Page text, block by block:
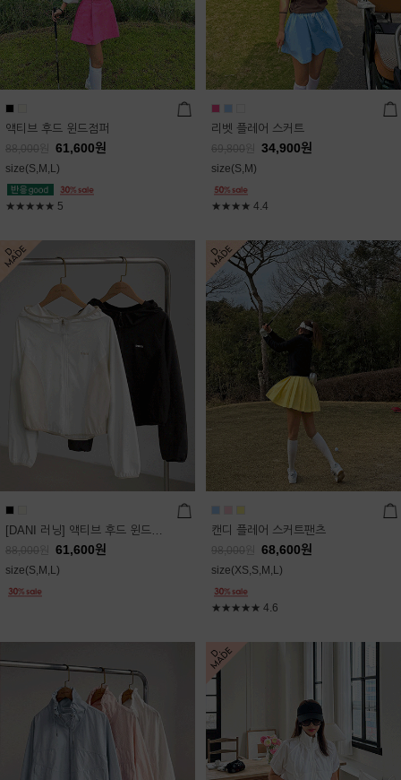
액티브 후드 윈드점퍼
88,000 61,600원
size(S,M,L)
★★★★★ 5
리벳 플레어 스커트
69,800 34,900원
size(S,M)
★★★★ 4.4
[DANI 러닝] 액티브 후드 윈드점퍼
88,000 61,600원
size(S,M,L)
캔디 플레어 스커트팬츠
98,000 68,600원
size(XS,S,M,L)
★★★★★ 4.6